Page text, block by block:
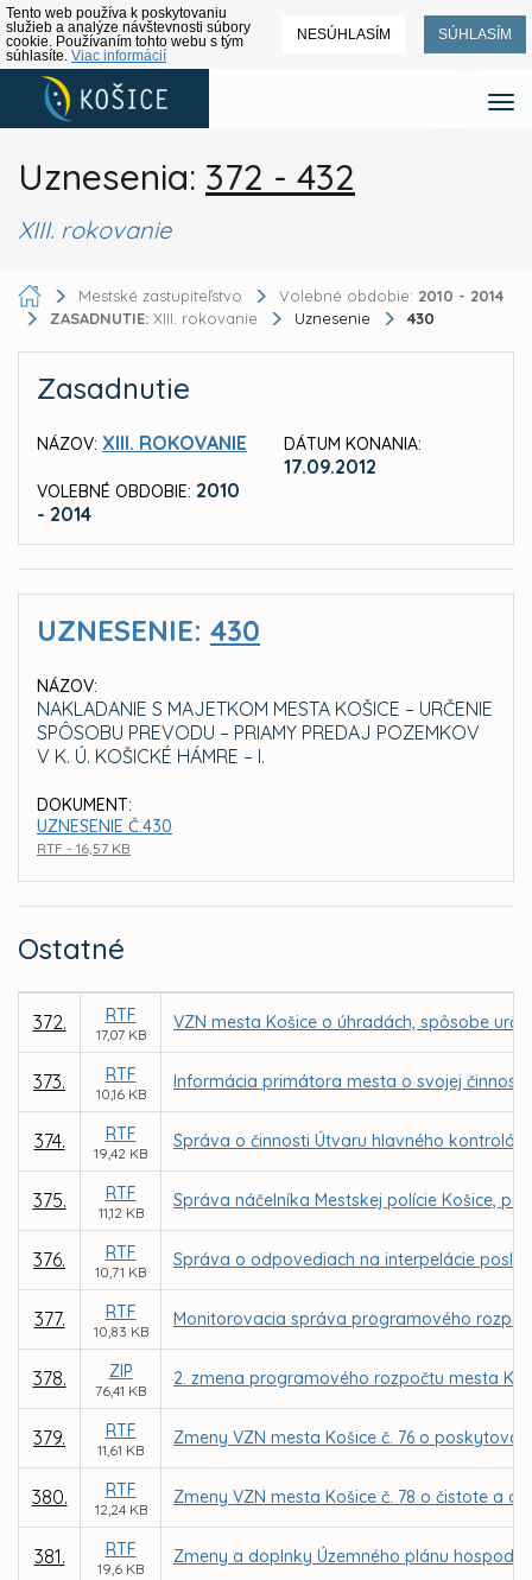
Tento web používa k poskytovaniu
služieb a analýze návštevnosti súbory
cookie. Používaním tohto webu s tým
súhlasíte. Viac informácií
NESÚHLASÍM SÚHLASÍM
Uznesenia: 372 - 432
XIII. rokovanie
Mestské zastupiteľstvo Volebné obdobie: 2010 - 2014
ZASADNUTIE: XIII. rokovanie Uznesenie 430
Zasadnutie
NÁZOV: XIII. ROKOVANIE
VOLEBNÉ OBDOBIE: 2010
- 2014
DÁTUM KONANIA:
17.09.2012
UZNESENIE: 430
NÁZOV:
NAKLADANIE S MAJETKOM MESTA KOŠICE – URČENIE
SPÔSOBU PREVODU – PRIAMY PREDAJ POZEMKOV
V K. Ú. KOŠICKÉ HÁMRE – I.
DOKUMENT:
UZNESENIE Č.430
RTF - 16,57 KB
Ostatné
372. RTF
17,07 KB
VZN mesta Košice o úhradách, spôsobe
373. RTF
10,16 KB
Informácia primátora mesta o svojej činnosti
374. RTF
19,42 KB
Správa o činnosti Útvaru hlavného
375. RTF
11,12 KB
Správa náčelníka Mestskej polície Košice,
376. RTF
10,71 KB
Správa o odpovediach na interpelácie
377. RTF
10,83 KB
Monitorovacia správa programového
378. ZIP
76,41 KB
2. zmena programového rozpočtu mesta
379. RTF
11,61 KB
Zmeny VZN mesta Košice č. 76 o
380. RTF
12,24 KB
Zmeny VZN mesta Košice č. 78 o čistote a o
381. RTF
19,6 KB
Zmeny a doplnky Územného plánu